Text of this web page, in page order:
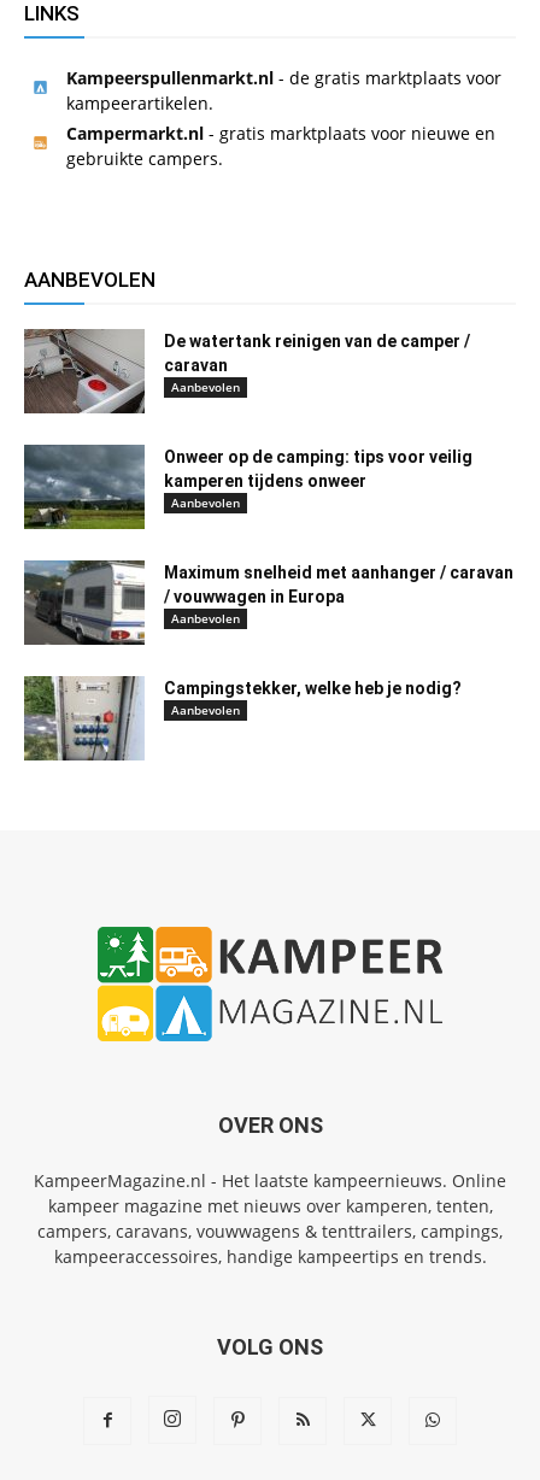
LINKS
Kampeerspullenmarkt.nl - de gratis marktplaats voor
kampeerartikelen.
Campermarkt.nl - gratis marktplaats voor nieuwe en
gebruikte campers.
AANBEVOLEN
De watertank reinigen van de camper /
caravan
Aanbevolen
Onweer op de camping: tips voor veilig
kamperen tijdens onweer
Aanbevolen
Maximum snelheid met aanhanger / caravan
/ vouwwagen in Europa
Aanbevolen
Campingstekker, welke heb je nodig?
Aanbevolen
OVER ONS
KampeerMagazine.nl - Het laatste kampeernieuws. Online
kampeer magazine met nieuws over kamperen, tenten,
campers, caravans, vouwwagens & tenttrailers, campings,
kampeeraccessoires, handige kampeertips en trends.
VOLG ONS